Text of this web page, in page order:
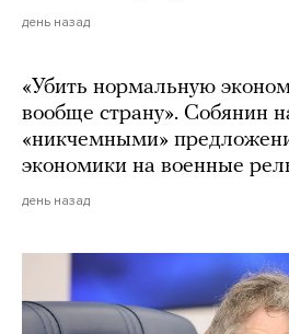
день назад
«Убить нормальную
вообще страну». Собянин
«никчемными»
экономики на военные
день назад